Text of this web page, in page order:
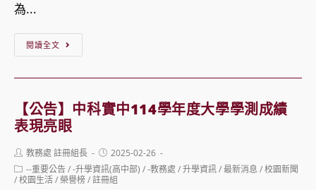
為...
閱讀全文
114
年
度
際
教
【公告】中科實中114學年度大學學測成績
表現亮眼
Post
author:
教務處 註冊組長
Post
published:
2025-02-26
Post
category:
--重要公告/-升學資訊(高中部) /-教務處 /升學資訊/最新消息 /校園新聞
/校園生活/榮譽榜/註冊組